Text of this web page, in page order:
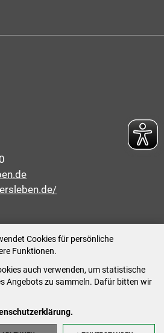
Cookies für persönliche
Funktionen.
auch verwenden, um statistische
Angebots zu sammeln. Dafür bitten wir
/14:00-15:00 Uhr
/14:00-16:00 Uhr
Uhr (nach vorheriger
/14:00-18:00 Uhr